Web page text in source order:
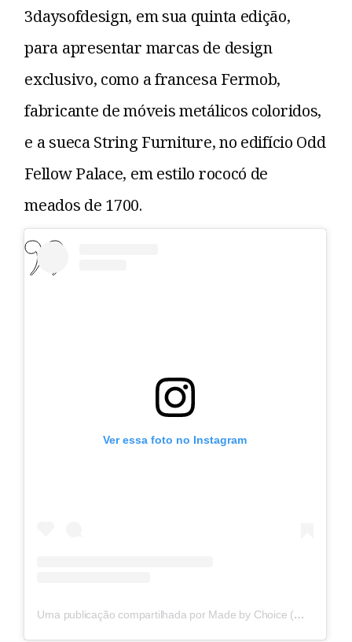
3daysofdesign, em sua quinta edição,
para apresentar marcas de design
exclusivo, como a francesa Fermob,
fabricante de móveis metálicos coloridos,
e a sueca String Furniture, no edifício Odd
Fellow Palace, em estilo rococó de
meados de 1700.
Ver essa foto no Instagram
Uma publicação compartilhada por Made by Choice (@madebychoice)